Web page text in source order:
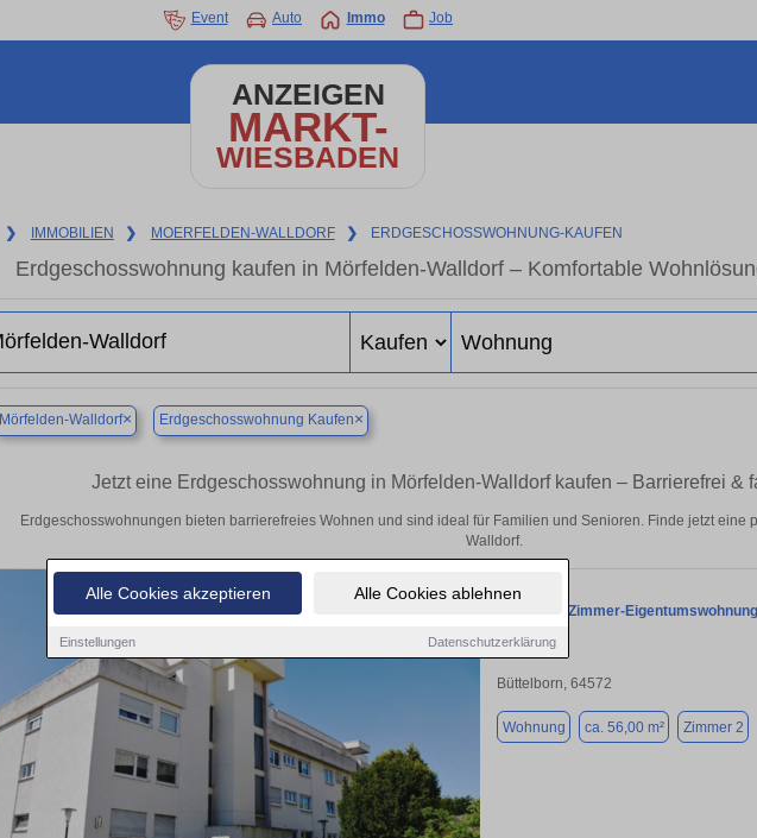
Alle Cookies akzeptieren Alle Cookies ablehnen
Einstellungen Datenschutzerklärung
Event Auto Immo Job
ANZEIGEN
MARKT-
WIESBADEN
❯ IMMOBILIEN ❯ MOERFELDEN-WALLDORF ❯ ERDGESCHOSSWOHNUNG-KAUFEN
Erdgeschosswohnung kaufen in Mörfelden-Walldorf – Komfortable
Mörfelden-Walldorf× Erdgeschosswohnung Kaufen×
Jetzt eine Erdgeschosswohnung in Mörfelden-Walldorf kaufen – Barrierefrei &
Erdgeschosswohnungen bieten barrierefreies Wohnen und sind ideal für Familien und Senioren. Finde jetzt eine
Walldorf.
Sonnige 2-Zimmer-
Büttelborn, 64572
Wohnung ca. 56,00 m² Zimmer 2